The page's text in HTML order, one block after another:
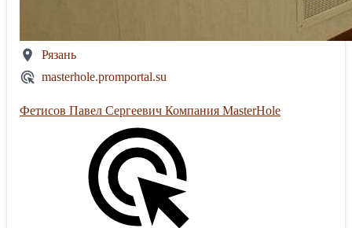
Рязань
masterhole.promportal.su
Фетисов Павел Сергеевич Компания MasterHole